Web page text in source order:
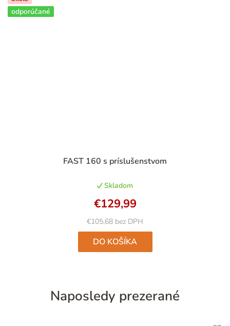
odporúčané
FAST 160 s príslušenstvom
hodnotenie
je
4,9
z
5
hviezdičiek.
Skladom
€105,68 bez DPH
€129,99
DO KOŠÍKA
Naposledy prezerané